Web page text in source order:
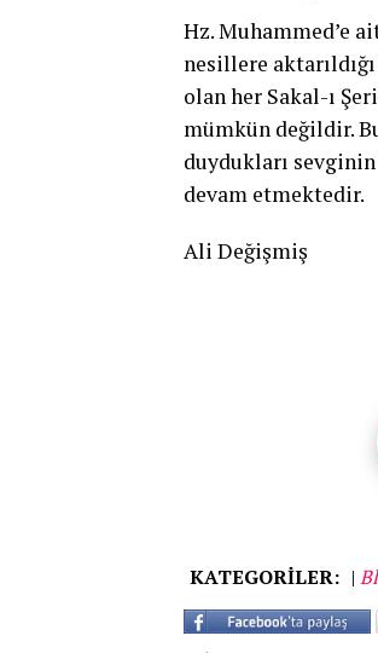
Hz. Muhammed’e
nesillere
olan her Sakal-ı
mümkün değildir.
duydukları
devam etmektedir.
Ali Değişmiş
KATEGORİLER: |